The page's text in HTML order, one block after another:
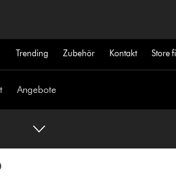
Trending Zubehör Kontakt Store
Angebote